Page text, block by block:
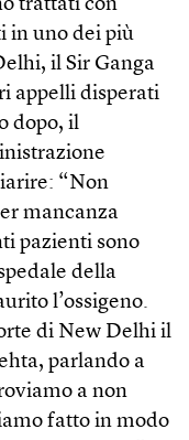
trattati con
in uno dei più
il Sir Ganga
appelli disperati
dopo, il
“Non
mancanza
pazienti sono
della
l’ossigeno.
di New Delhi il
parlando a
a non
fatto in modo